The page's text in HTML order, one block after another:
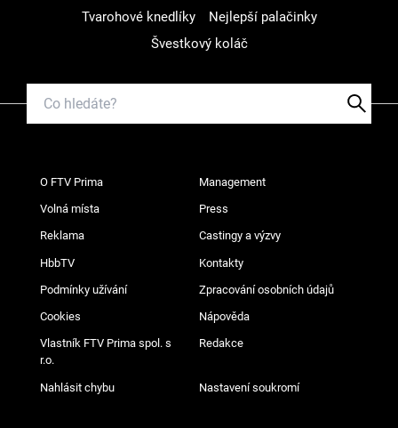
Tvarohové knedlíky
Nejlepší palačinky
Švestkový koláč
O FTV Prima Management
Volná místa Press
Reklama Castingy a výzvy
HbbTV Kontakty
Podmínky užívání Zpracování osobních údajů
Cookies Nápověda
Vlastník FTV Prima spol. s
r.o.
Redakce
Nahlásit chybu Nastavení soukromí